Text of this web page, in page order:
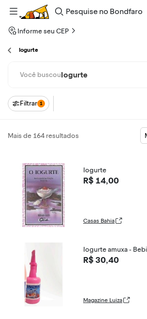
Pesquise
Bondfaro
Informe seu CEP
Iogurte
Você buscouIogurte
Filtrar 1
Mais de 164 resultados
Iogurte
R$ 14,00
Casas Bahia
Iogurte amuxa -
R$ 30,40
Magazine Luiza